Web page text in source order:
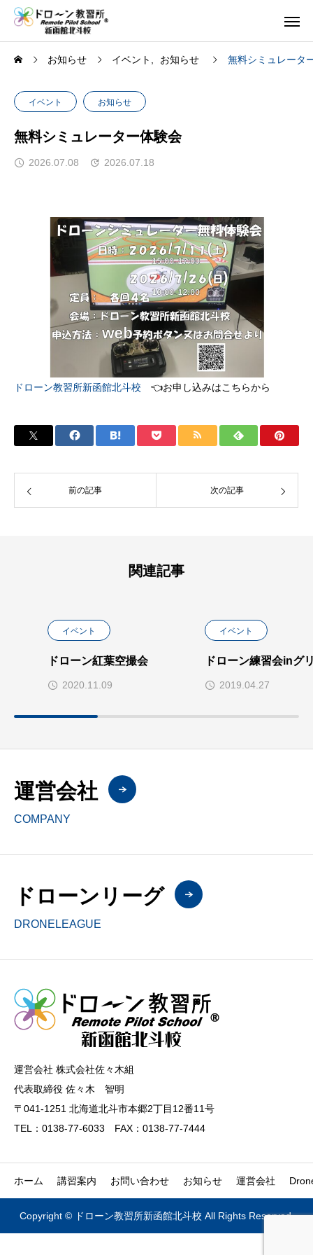
お知らせ イベント お知らせ 無料シミュレータ
イベント お知らせ
無料シミュレーター体験会
2026.07.08 2026.07.18
ドローン教習所新函館北斗校 👈お申し込みはこちらから
前の記事 次の記事
関連記事
イベント
ドローン紅葉空撮会
2020.11.09
イベント
ドローン練習会inグ
2019.04.27
運営会社
COMPANY
ドローンリーグ
DRONELEAGUE
運営会社 株式会社佐々木組
代表取締役 佐々木 智明
〒041-1251 北海道北斗市本郷2丁目12番11号
TEL：0138-77-6033 FAX：0138-77-7444
ホーム 講習案内 お問い合わせ お知らせ 運営会社
Copyright © ドローン教習所新函館北斗校 All Rights Reserved.